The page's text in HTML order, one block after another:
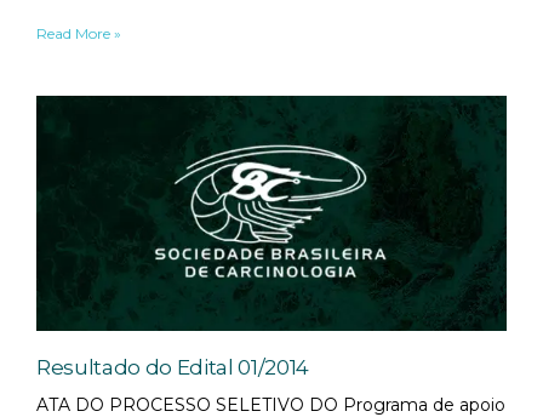
Read More »
Resultado do Edital 01/2014
ATA DO PROCESSO SELETIVO DO Programa de apoio